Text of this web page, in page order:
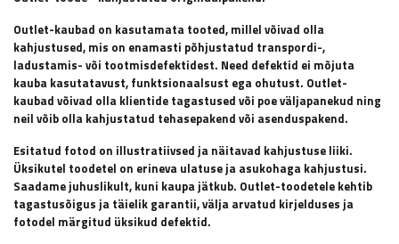
Outlet-kaubad on kasutamata tooted, millel võivad olla
kahjustused, mis on enamasti põhjustatud transpordi-,
ladustamis- või tootmisdefektidest. Need defektid ei mõjuta
kauba kasutatavust, funktsionaalsust ega ohutust. Outlet-
kaubad võivad olla klientide tagastused või poe väljapanekud ning
neil võib olla kahjustatud tehasepakend või asenduspakend.
Esitatud fotod on illustratiivsed ja näitavad kahjustuse liiki.
Üksikutel toodetel on erineva ulatuse ja asukohaga kahjustusi.
Saadame juhuslikult, kuni kaupa jätkub. Outlet-toodetele kehtib
tagastusõigus ja täielik garantii, välja arvatud kirjelduses ja
fotodel märgitud üksikud defektid.